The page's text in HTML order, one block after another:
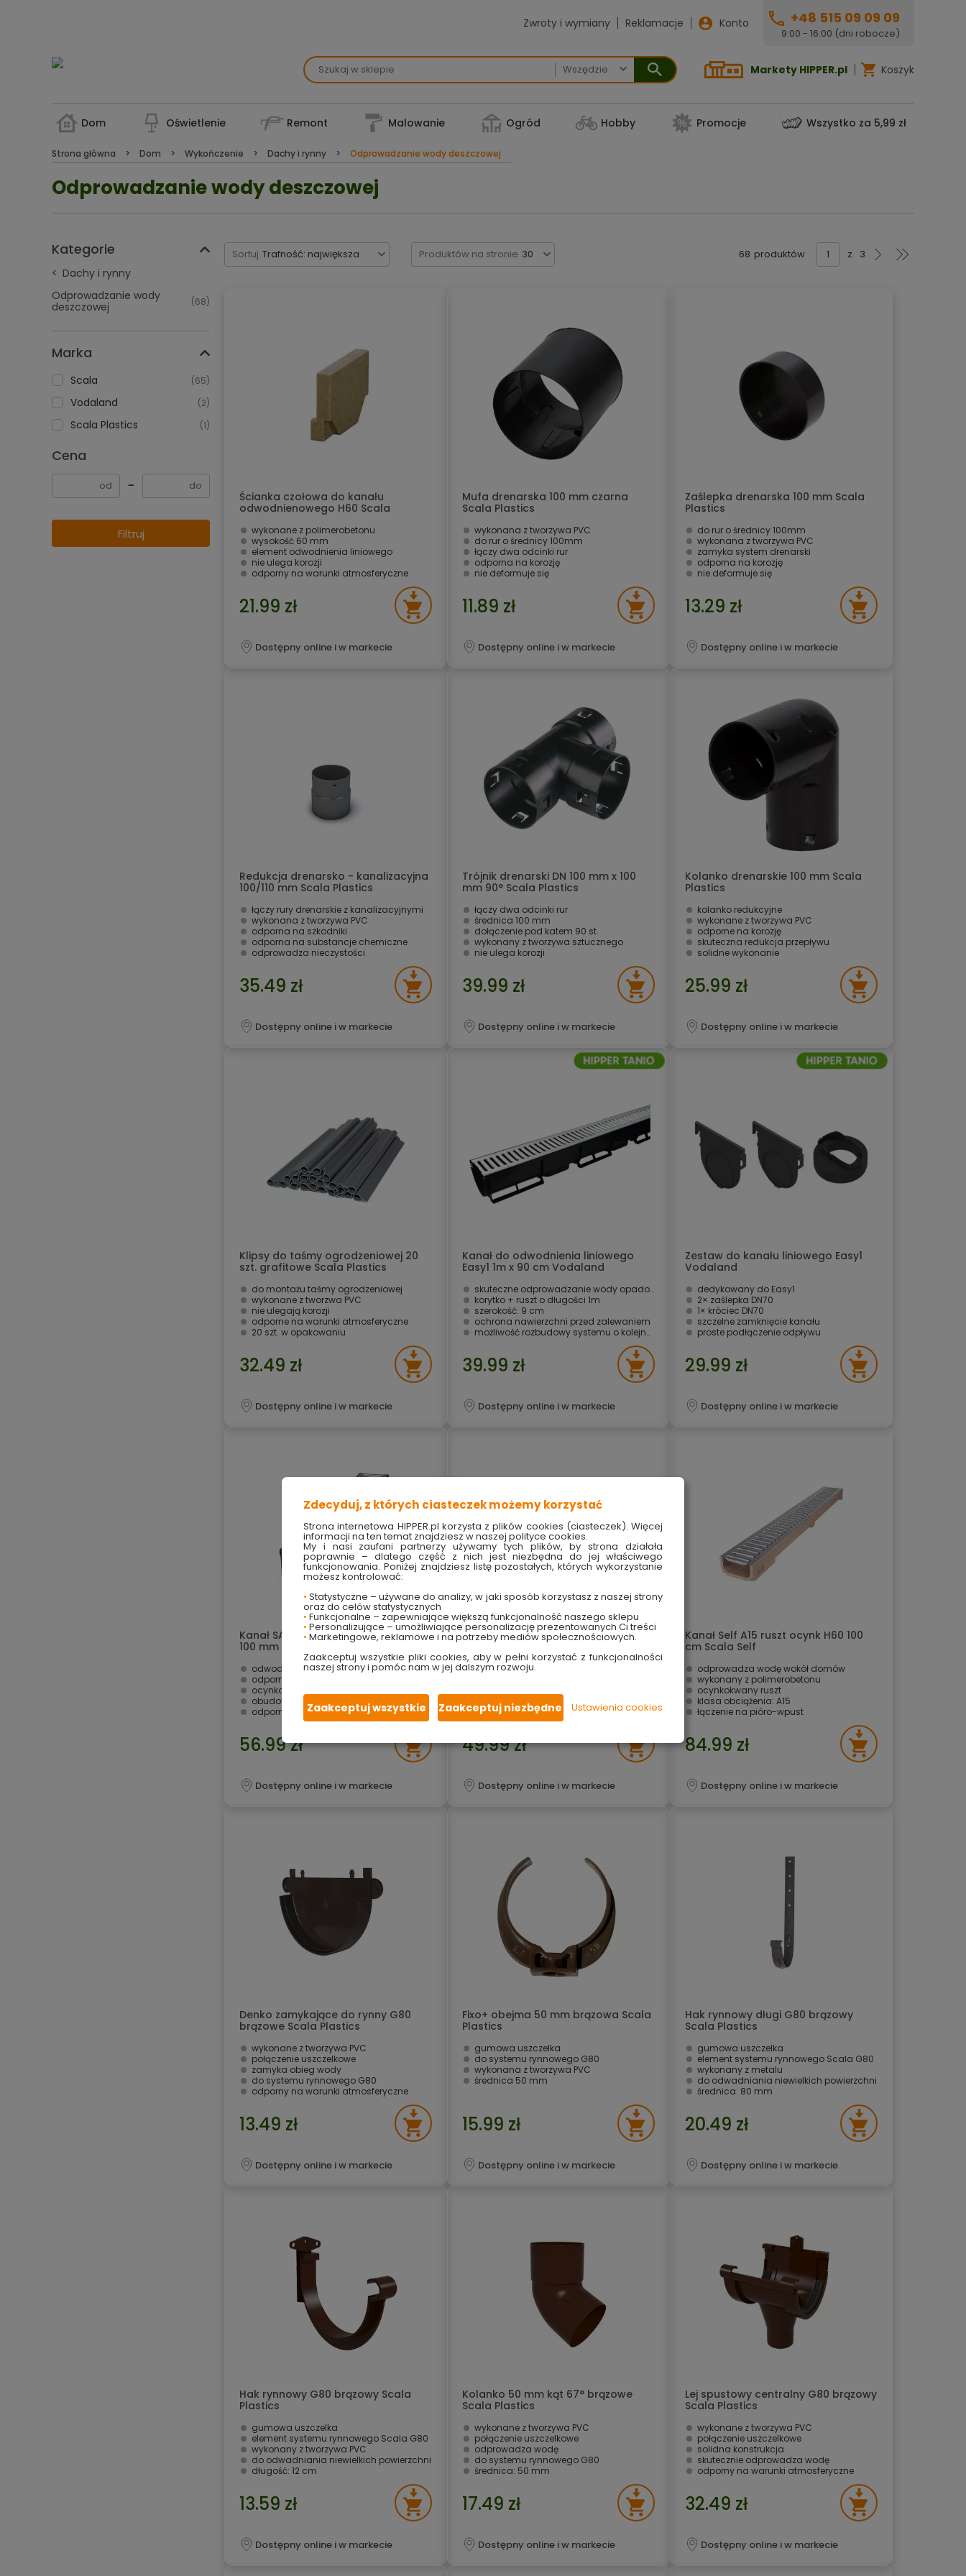
Zwroty i wymiany Reklamacje Konto +48 515 09 09 09
9:00 - 16:00 (dni robocze)
 Markety HIPPER.pl Koszyk
Dom Oświetlenie Remont Malowanie Ogród Hobby Promocje Wszystko za 5,99 zł
Strona główna Dom Wykończenie Dachy i rynny Odprowadzanie wody deszczowej
Odprowadzanie wody deszczowej
Kategorie
Dachy i rynny
Odprowadzanie wody
deszczowej
(68)
Marka
Scala (65)
Vodaland (2)
Scala Plastics (1)
Cena
−
Filtruj
Sortuj Trafność: największa Produktów na stronie 30 68 produktów z 3
Ścianka czołowa do kanału
odwodnienowego H60 Scala
wykonane z polimerobetonu
wysokość 60 mm
element odwodnienia liniowego
nie ulega korozji
odporny na warunki atmosferyczne
21.99 zł
Dostępny online i w markecie
Mufa drenarska 100 mm czarna
Scala Plastics
wykonana z tworzywa PVC
do rur o średnicy 100mm
łączy dwa odcinki rur
odporna na korozję
nie deformuje się
11.89 zł
Dostępny online i w markecie
Zaślepka drenarska 100 mm Scala
Plastics
do rur o średnicy 100mm
wykonana z tworzywa PVC
zamyka system drenarski
odporna na korozję
nie deformuje się
13.29 zł
Dostępny online i w markecie
Redukcja drenarsko - kanalizacyjna
100/110 mm Scala Plastics
łączy rury drenarskie z kanalizacyjnymi
wykonana z tworzywa PVC
odporna na szkodniki
odporna na substancje chemiczne
odprowadza nieczystości
35.49 zł
Dostępny online i w markecie
Trójnik drenarski DN 100 mm x 100
mm 90° Scala Plastics
łączy dwa odcinki rur
średnica 100 mm
dołączenie pod katem 90 st.
wykonany z tworzywa sztucznego
nie ulega korozji
39.99 zł
Dostępny online i w markecie
Kolanko drenarskie 100 mm Scala
Plastics
kolanko redukcyjne
wykonane z tworzywa PVC
odporne na korozję
skuteczna redukcja przepływu
solidne wykonanie
25.99 zł
Dostępny online i w markecie
Klipsy do taśmy ogrodzeniowej 20
szt. grafitowe Scala Plastics
do montażu taśmy ogrodzeniowej
wykonane z tworzwa PVC
nie ulegają korozji
odporne na warunki atmosferyczne
20 szt. w opakowaniu
32.49 zł
Dostępny online i w markecie
Kanał do odwodnienia liniowego
Easy1 1m x 90 cm Vodaland
skuteczne odprowadzanie wody opadowej
korytko + ruszt o długości 1m
szerokość: 9 cm
ochrona nawierzchni przed zalewaniem
możliwość rozbudowy systemu o kolejne moduły
39.99 zł
Dostępny online i w markecie
Zestaw do kanału liniowego Easy1
Vodaland
dedykowany do Easy1
2× zaślepka DN70
1× króciec DN70
szczelne zamknięcie kanału
proste podłączenie odpływu
29.99 zł
Dostępny online i w markecie
Kanał SAB A15 ruszt ocynk 100 cm x
100 mm Scala Plastics
odwodnienie liniowe
odporny na ścieranie
ocynkowany ruszt
obudowa z polipropylenu
odporny na mróż i promienie UV
56.99 zł
Dostępny online i w markecie
Kanał SAB A15 ruszt ocynk 100 cm x
50 mm Scala Self
odwodnienie liniowe
obudowa z polipropylenu
odporny na mróż i promienie UV
49.99 zł
Dostępny online i w markecie
Kanał Self A15 ruszt ocynk H60 100
cm Scala Self
odprowadza wodę wokół domów
wykonany z polimerobetonu
ocynkokwany ruszt
klasa obciążenia: A15
łączenie na pióro-wpust
84.99 zł
Dostępny online i w markecie
Denko zamykające do rynny G80
brązowe Scala Plastics
wykonane z tworzywa PVC
połączenie uszczelkowe
zamyka obieg wody
do systemu rynnowego G80
odporny na warunki atmosferyczne
13.49 zł
Dostępny online i w markecie
Fixo+ obejma 50 mm brązowa Scala
Plastics
gumowa uszczelka
do systemu rynnowego G80
wykonana z tworzywa PVC
średnica 50 mm
15.99 zł
Dostępny online i w markecie
Hak rynnowy długi G80 brązowy
Scala Plastics
gumowa uszczelka
element systemu rynnowego Scala G80
wykonany z metalu
do odwadniania niewielkich powierzchni
średnica: 80 mm
20.49 zł
Dostępny online i w markecie
Hak rynnowy G80 brązowy Scala
Plastics
gumowa uszczelka
element systemu rynnowego Scala G80
wykonany z tworzywa PVC
do odwadniania niewielkich powierzchni
długość: 12 cm
13.59 zł
Dostępny online i w markecie
Kolanko 50 mm kąt 67° brązowe
Scala Plastics
wykonane z tworzywa PVC
połączenie uszczelkowe
odprowadza wodę
do systemu rynnowego G80
średnica: 50 mm
17.49 zł
Dostępny online i w markecie
Lej spustowy centralny G80 brązowy
Scala Plastics
wykonane z tworzywa PVC
połączenie uszczelkowe
solidna konstrukcja
skutecznie odprowadza wodę
odporny na warunki atmosferyczne
32.49 zł
Dostępny online i w markecie
Zdecyduj, z których ciasteczek możemy korzystać
Strona internetowa HIPPER.pl korzysta z plików cookies (ciasteczek). Więcej
informacji na ten temat znajdziesz w naszej polityce cookies.
My i nasi zaufani partnerzy używamy tych plików, by strona działała
poprawnie – dlatego część z nich jest niezbędna do jej właściwego
funkcjonowania. Poniżej znajdziesz listę pozostałych, których wykorzystanie
możesz kontrolować:
• Statystyczne – używane do analizy, w jaki sposób korzystasz z naszej strony
oraz do celów statystycznych
• Funkcjonalne – zapewniające większą funkcjonalność naszego sklepu
• Personalizujące – umożliwiające personalizację prezentowanych Ci treści
• Marketingowe, reklamowe i na potrzeby mediów społecznościowych.
Zaakceptuj wszystkie pliki cookies, aby w pełni korzystać z funkcjonalności
naszej strony i pomóc nam w jej dalszym rozwoju.
Zaakceptuj wszystkie Zaakceptuj niezbędne Ustawienia cookies